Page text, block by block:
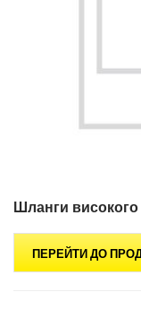
Шланги високого
ПЕРЕЙТИ ДО